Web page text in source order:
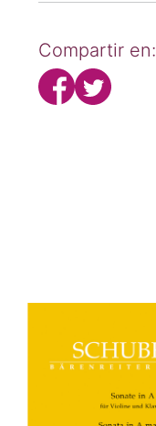
Compartir en: